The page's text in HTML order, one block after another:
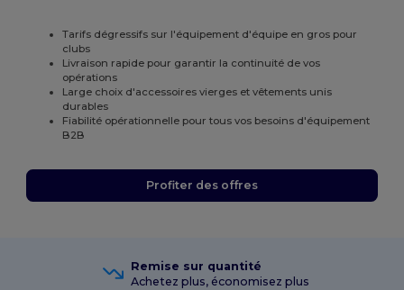
Tarifs dégressifs sur l'équipement d'équipe en gros pour
clubs
Livraison rapide pour garantir la continuité de vos
opérations
Large choix d'accessoires vierges et vêtements unis
durables
Fiabilité opérationnelle pour tous vos besoins d'équipement
B2B
Profiter des offres
Remise sur quantité
Achetez plus, économisez plus